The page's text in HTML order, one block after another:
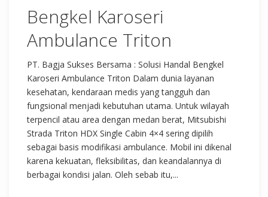
Bengkel Karoseri
Ambulance Triton
PT. Bagja Sukses Bersama : Solusi Handal Bengkel
Karoseri Ambulance Triton Dalam dunia layanan
kesehatan, kendaraan medis yang tangguh dan
fungsional menjadi kebutuhan utama. Untuk wilayah
terpencil atau area dengan medan berat, Mitsubishi
Strada Triton HDX Single Cabin 4×4 sering dipilih
sebagai basis modifikasi ambulance. Mobil ini dikenal
karena kekuatan, fleksibilitas, dan keandalannya di
berbagai kondisi jalan. Oleh sebab itu,...